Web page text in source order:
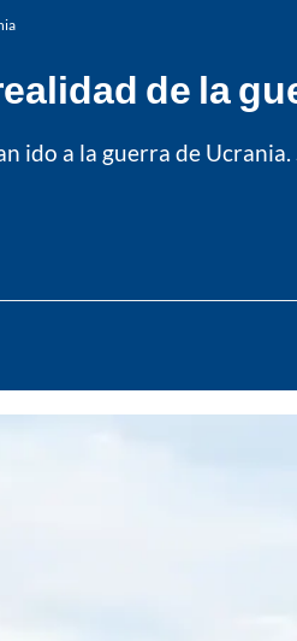
de la
ido a la guerra de